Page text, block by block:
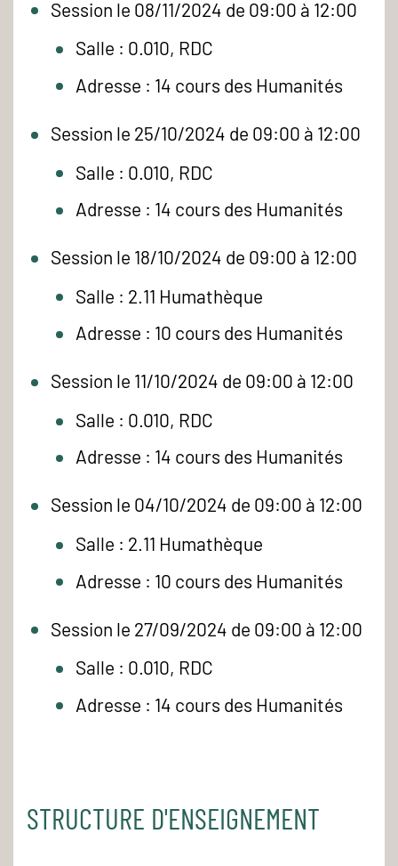
Session le 08/11/2024 de 09:00 à 12:00
Salle : 0.010, RDC
Adresse : 14 cours des Humanités
Session le 25/10/2024 de 09:00 à 12:00
Salle : 0.010, RDC
Adresse : 14 cours des Humanités
Session le 18/10/2024 de 09:00 à 12:00
Salle : 2.11 Humathèque
Adresse : 10 cours des Humanités
Session le 11/10/2024 de 09:00 à 12:00
Salle : 0.010, RDC
Adresse : 14 cours des Humanités
Session le 04/10/2024 de 09:00 à 12:00
Salle : 2.11 Humathèque
Adresse : 10 cours des Humanités
Session le 27/09/2024 de 09:00 à 12:00
Salle : 0.010, RDC
Adresse : 14 cours des Humanités
STRUCTURE D'ENSEIGNEMENT